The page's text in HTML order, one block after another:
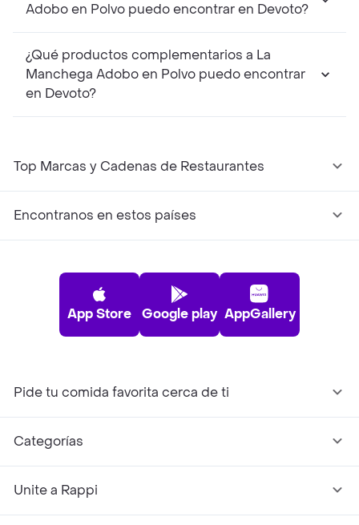
Adobo en Polvo puedo encontrar en Devoto?
¿Qué productos complementarios a La
Manchega Adobo en Polvo puedo encontrar
en Devoto?
Top Marcas y Cadenas de Restaurantes
Encontranos en estos países
App Store Google play AppGallery
Pide tu comida favorita cerca de ti
Categorías
Unite a Rappi